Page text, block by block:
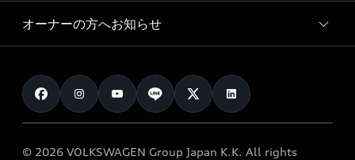
車両比較
カタログ一覧
Audi collection
アウディナビアプリ
サービスプログラム
メンテナンス
車検 / 定期点検
e-tronアフターサポート
Audi認定中古車
クオリティ
保証
メンテナンス
オーナーの方へお知らせ
お知らせ
オーナー様向けキャンペーン
© 2026 VOLKSWAGEN Group Japan K.K. All rights